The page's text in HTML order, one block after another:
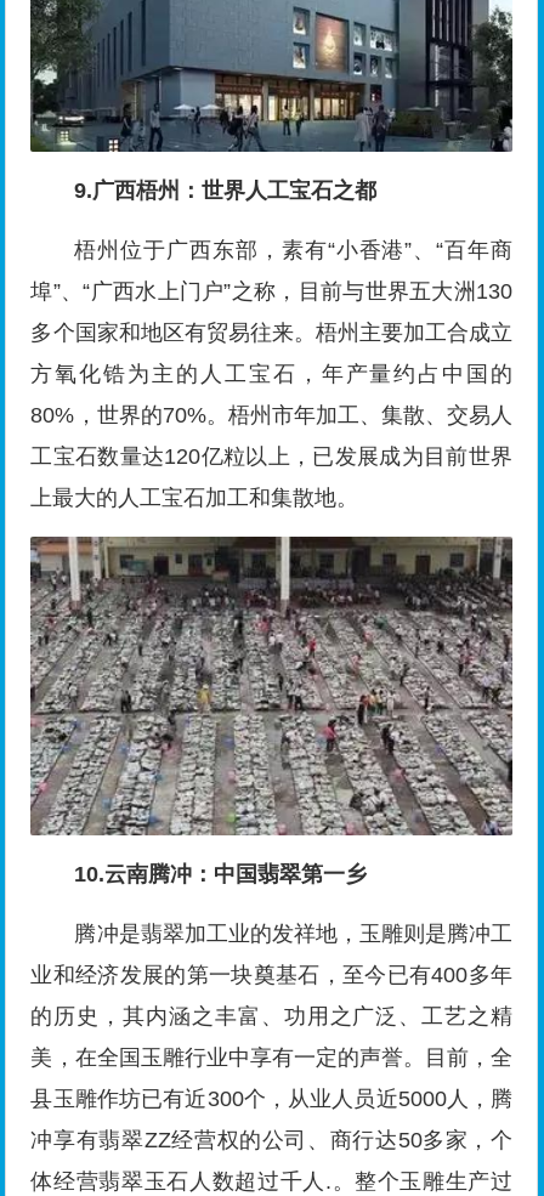
9.广西梧州：世界人工宝石之都
梧州位于广西东部，素有“小香港”、“百年商
埠”、“广西水上门户”之称，目前与世界五大洲130
多个国家和地区有贸易往来。梧州主要加工合成立
方氧化锆为主的人工宝石，年产量约占中国的
80%，世界的70%。梧州市年加工、集散、交易人
工宝石数量达120亿粒以上，已发展成为目前世界
上最大的人工宝石加工和集散地。
10.云南腾冲：中国翡翠第一乡
腾冲是翡翠加工业的发祥地，玉雕则是腾冲工
业和经济发展的第一块奠基石，至今已有400多年
的历史，其内涵之丰富、功用之广泛、工艺之精
美，在全国玉雕行业中享有一定的声誉。目前，全
县玉雕作坊已有近300个，从业人员近5000人，腾
冲享有翡翠ZZ经营权的公司、商行达50多家，个
体经营翡翠玉石人数超过千人.。整个玉雕生产过